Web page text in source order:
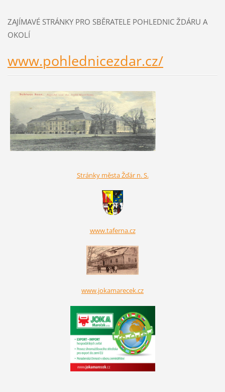
ZAJÍMAVÉ STRÁNKY PRO SBĚRATELE POHLEDNIC ŽDÁRU A
OKOLÍ
www.pohlednicezdar.cz/
Stránky města Žďár n. S.
www.taferna.cz
www.jokamarecek.cz